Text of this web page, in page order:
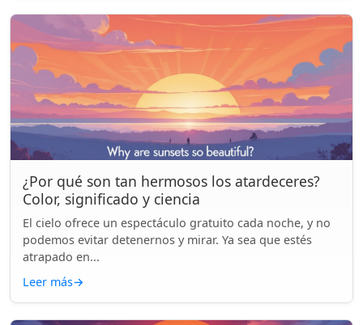
¿Por qué son tan hermosos los atardeceres?
Color, significado y ciencia
El cielo ofrece un espectáculo gratuito cada noche, y no
podemos evitar detenernos y mirar. Ya sea que estés
atrapado en...
Leer más→